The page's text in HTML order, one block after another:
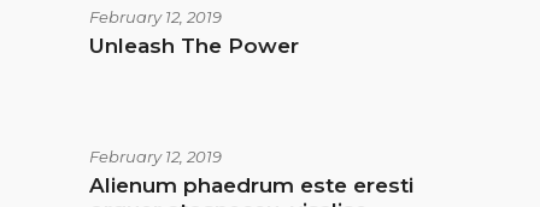
February 12, 2019
Unleash The Power
February 12, 2019
Alienum phaedrum este eresti